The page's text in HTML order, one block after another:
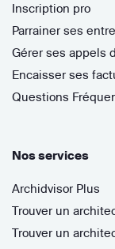
Inscription pro
Parrainer ses
Gérer ses appels
Encaisser ses
Questions
Nos services
Archidvisor Plus
Trouver un
Trouver un